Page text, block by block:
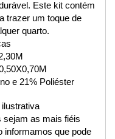
Este kit contém
trazer um toque de
quarto.
e 21% Poliéster
ilustrativa
sejam as mais fiéis
informamos que pode